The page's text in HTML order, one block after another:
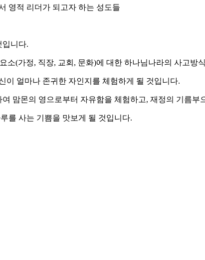
영적 리더가 되고자 하는 성도들
입니다.
소(가정, 직장, 교회, 문화)에 대한 하나님나라의 사고방
이 얼마나 존귀한 자인지를 체험하게 될 것입니다.
맘몬의 영으로부터 자유함을 체험하고, 재정의 기름부
를 사는 기쁨을 맛보게 될 것입니다.